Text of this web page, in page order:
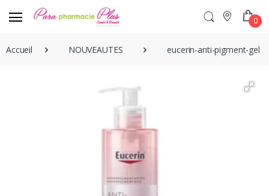
0
Accueil NOUVEAUTES eucerin-anti-pigment-gel-